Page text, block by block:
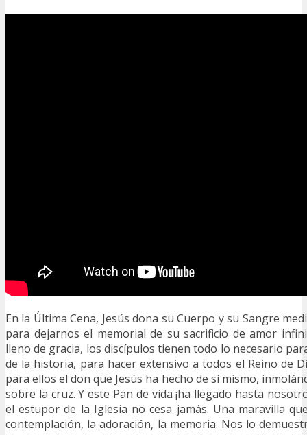
En la Última Cena, Jesús dona su Cuerpo y su Sangre
para dejarnos el memorial de su sacrificio de amor
lleno de gracia, los discípulos tienen todo lo necesario
de la historia, para hacer extensivo a todos el Reino de
para ellos el don que Jesús ha hecho de sí mismo,
sobre la cruz. Y este Pan de vida ¡ha llegado hasta
el estupor de la Iglesia no cesa jamás. Una maravilla
contemplación, la adoración, la memoria. Nos lo